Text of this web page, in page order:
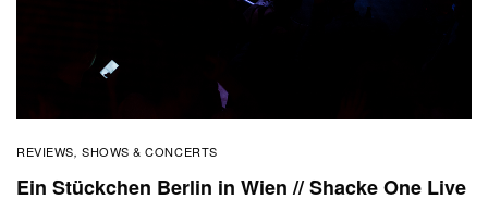
REVIEWS, SHOWS & CONCERTS
Ein Stückchen Berlin in Wien // Shacke One Live